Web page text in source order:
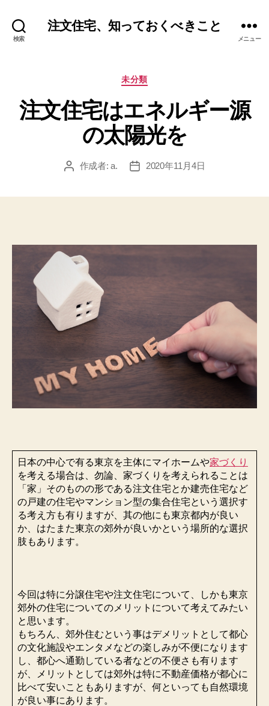
検索
注文住宅、知っておくべきこと
メニュー
カ
ゴ
リ
ー
未分類
注文住宅はエネルギー源
の太陽光を
投 作成者:a.
投
2020年11月4日
日本の中心で有る東京を主体にマイホームや家づくり
を考える場合は、勿論、家づくりを考えられることは
「家」そのものの形である注文住宅とか建売住宅など
の戸建の住宅やマンション型の集合住宅という選択す
る考え方も有りますが、其の他にも東京都内が良い
か、はたまた東京の郊外が良いかという場所的な選択
肢もあります。
今回は特に分譲住宅や注文住宅について、しかも東京
郊外の住宅についてのメリットについて考えてみたい
と思います。
もちろん、郊外住むという事はデメリットとして都心
の文化施設やエンタメなどの楽しみが不便になります
し、都心へ通勤している者などの不便さも有ります
が、メリットとしては郊外は特に不動産価格が都心に
比べて安いこともありますが、何といっても自然環境
が良い事にあります。